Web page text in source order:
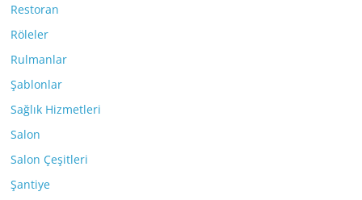
Restoran
Röleler
Rulmanlar
Şablonlar
Sağlık Hizmetleri
Salon
Salon Çeşitleri
Şantiye